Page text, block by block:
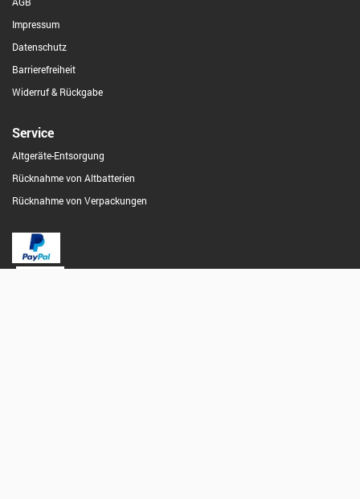
Impressum
Datenschutz
Barrierefreiheit
Widerruf & Rückgabe
Service
Altgeräte-Entsorgung
Rücknahme von Altbatterien
Rücknahme von Verpackungen